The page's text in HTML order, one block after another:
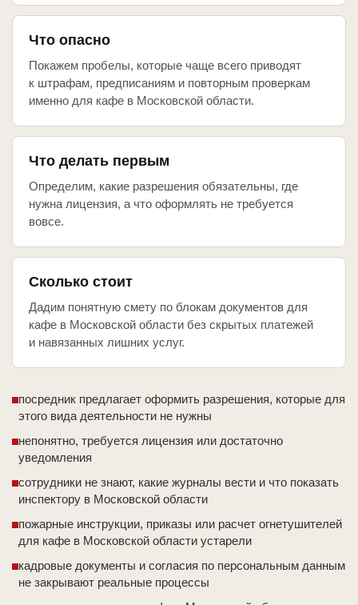
Что опасно
Покажем пробелы, которые чаще всего приводят
к штрафам, предписаниям и повторным проверкам
именно для кафе в Московской области.
Что делать первым
Определим, какие разрешения обязательны, где
нужна лицензия, а что оформлять не требуется
вовсе.
Сколько стоит
Дадим понятную смету по блокам документов для
кафе в Московской области без скрытых платежей
и навязанных лишних услуг.
посредник предлагает оформить разрешения, которые для
этого вида деятельности не нужны
непонятно, требуется лицензия или достаточно
уведомления
сотрудники не знают, какие журналы вести и что показать
инспектору в Московской области
пожарные инструкции, приказы или расчет огнетушителей
для кафе в Московской области устарели
кадровые документы и согласия по персональным данным
не закрывают реальные процессы